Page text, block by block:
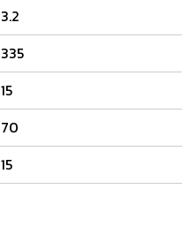
3.2
335
15
70
15